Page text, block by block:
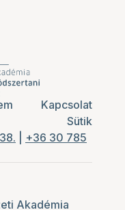
Kapcsolat
Sütik
+36 30 785
Akadémia